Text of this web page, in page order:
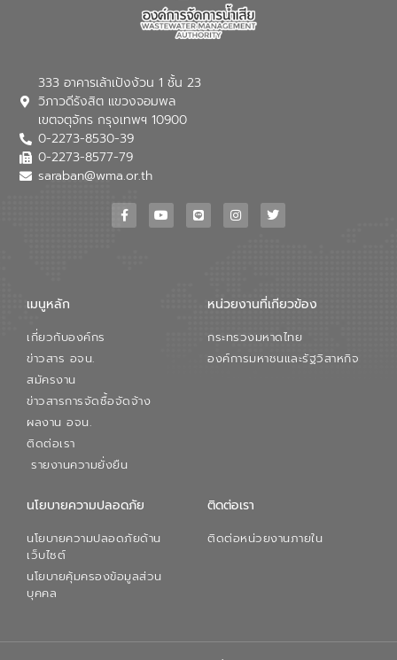
333 อาคารเล้าเป้งง้วน 1 ชั้น 23
วิภาวดีรังสิต แขวงจอมพล
เขตจตุจักร กรุงเทพฯ 10900
0-2273-8530-39
0-2273-8577-79
saraban@wma.or.th
เมนูหลัก
เกี่ยวกับองค์กร
ข่าวสาร อจน.
สมัครงาน
ข่าวสารการจัดซื้อจัดจ้าง
ผลงาน อจน.
ติดต่อเรา
รายงานความยั่งยืน
หน่วยงานที่เกียวข้อง
กระทรวงมหาดไทย
องค์การมหาชนและรัฐวิสาหกิจ
นโยบายความปลอดภัย
นโยบายความปลอดภัยด้าน
เว็บไซต์
นโยบายคุ้มครองข้อมูลส่วน
บุคคล
ติดต่อเรา
ติดต่อหน่วยงานภายใน